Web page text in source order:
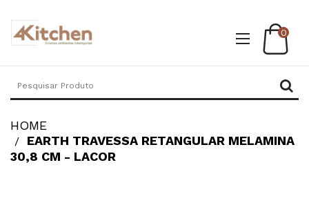
0
HOME
EARTH TRAVESSA RETANGULAR MELAMINA
30,8 CM - LACOR